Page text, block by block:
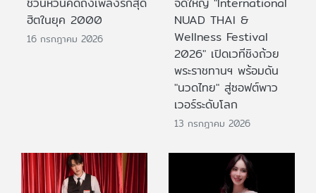
ฮิตในยุค 2000
16 กรกฎาคม 2026
NUAD THAI &
Wellness Festival
2026" เปิดเวทีชิงถ้วย
พระราชทานฯ พร้อมดัน
"นวดไทย" สู่ซอฟต์พาว
เวอร์ระดับโลก
13 กรกฎาคม 2026